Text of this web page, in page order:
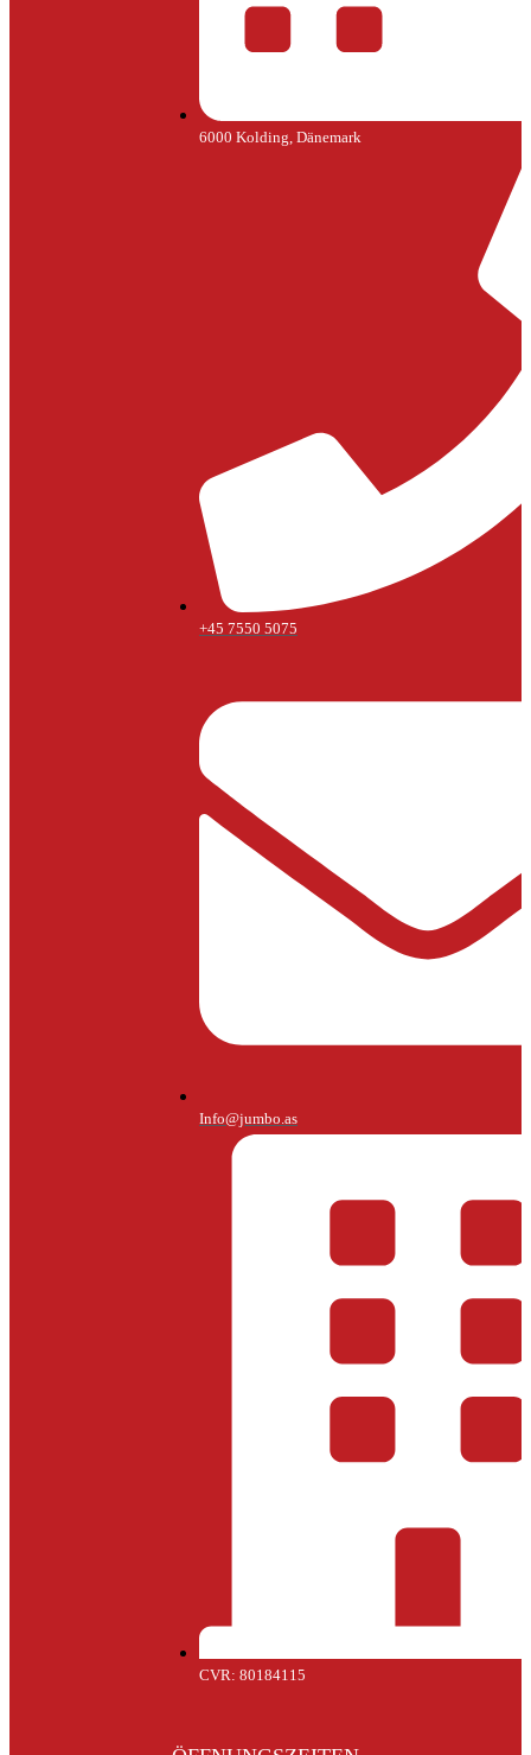
6000 Kolding, Dänemark
+45 7550 5075
Info@jumbo.as
CVR: 80184115